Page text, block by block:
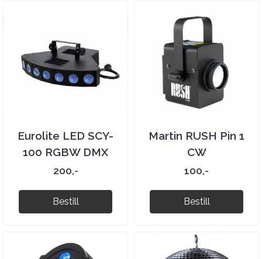
Eurolite LED SCY-
100 RGBW DMX
200,-
Bestill
Martin RUSH Pin 1
CW
100,-
Bestill